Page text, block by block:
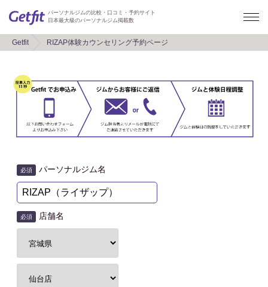
パーソナルジムの比較・口コミ・予約サイト
日本最大級のパーソナルジム掲載数
Getfit RIZAP体験カウンセリング予約ページ
必須 パーソナルジム名
必須 店舗名